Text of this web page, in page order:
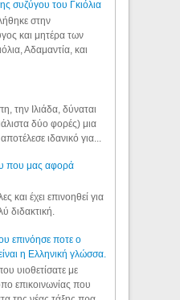
συζύγου του Γκιόλια
στην
και μητέρα των
Αδαμαντία, και
την Ιλιάδα, δύναται
δύο φορές) μια
ιδανικό για...
που μας αφορά
και έχει επινοηθεί για
διδακτική.
επινόησε ποτε ο
η Ελληνική γλώσσα.
υιοθετίσατε με
επικοινωνίας που